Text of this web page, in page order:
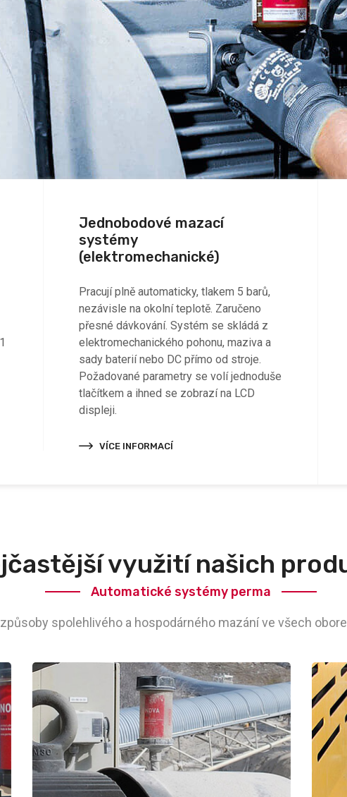
Jednobodové mazací
systémy
(elektromechanické)
Pracují plně automaticky, tlakem 5 barů,
nezávisle na okolní teplotě. Zaručeno
přesné dávkování. Systém se skládá z
elektromechanického pohonu, maziva a
sady baterií nebo DC přímo od stroje.
Požadované parametry se volí jednoduše
tlačítkem a ihned se zobrazí na LCD
displeji.
VÍCE INFORMACÍ
využití našich
Automatické systémy perma
spolehlivého a hospodárného mazání ve všech